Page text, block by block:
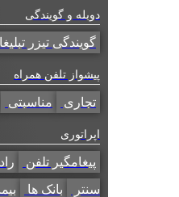
دوبله و گویندگی
گویندگی تیزر تبلیغاتی
پیشواز تلفن همراه
تجاری مناسبتی
اپراتوری
پیغامگیر تلفن رادیو
سنتر بانک ها